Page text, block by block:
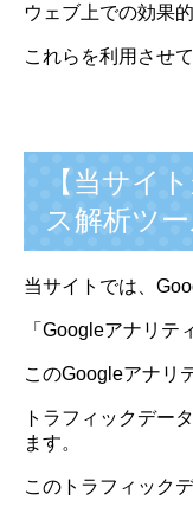
ウェブ上での効果
これらを利用させ
【当サイ
ス解析ツ
当サイトでは、
「Googleアナリテ
このGoogleアナリ
トラフィックデー
ます。
このトラフィック